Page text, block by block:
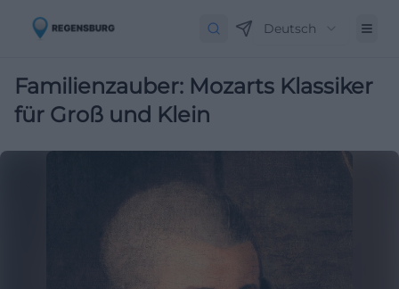
Deutsch
Familienzauber: Mozarts Klassiker
für Groß und Klein